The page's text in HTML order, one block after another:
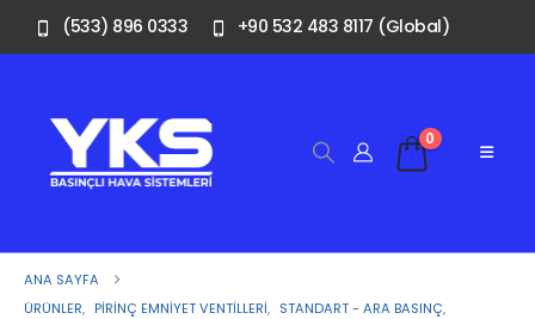
(533) 896 0333 +90 532 483 8117 (Global)
0
ANA SAYFA
ÜRÜNLER, PIRINÇ EMNIYET VENTILLERI, STANDART - ARA BASINÇ,